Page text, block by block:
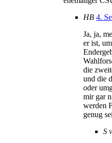
HB 4.
Ja, ja,
er ist,
die
und die
oder
mir gar
werden
genug
S